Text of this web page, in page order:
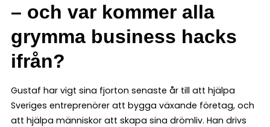
– och var kommer alla
grymma business hacks
ifrån?
Gustaf har vigt sina fjorton senaste år till att hjälpa
Sveriges entreprenörer att bygga växande företag, och
att hjälpa människor att skapa sina drömliv. Han drivs